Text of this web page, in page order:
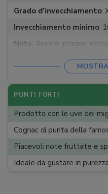
Grado d'invecchiamento:
Invecchiamento minimo:
Note: Arance, prugne,
Fruttato,
Contenuto:70 cl
PUNTI FORTI
Prodotto con le uve dei
Cognac di punta della
Piacevoli note fruttate e
Ideale da gustare in purezza